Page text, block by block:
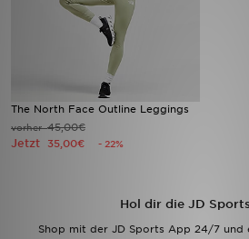
The North Face Outline Leggings
vorher45,00€
Jetzt 35,00€ - 22%
Hol dir die JD
Shop mit der JD Sports App 24/7 und
Hilfe & Kontakt
Geschenkgutschein
Blog